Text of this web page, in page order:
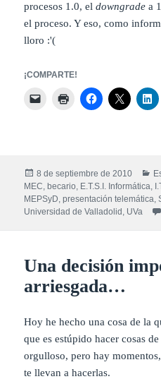
procesos 1.0, eldowngrade a
el proceso. Y eso, como
lloro :'(
¡COMPARTE!
Publicado
el
8 de septiembre de 2010
MEC, becario, E.T.S.I. Informática,
MEPSyD,presentación telemática,
Universidad de Valladolid , UVa
Una decisión
arriesgada…
Hoy he hecho una cosa de la
que es estúpido hacer cosas
orgulloso, pero hay
te llevan a hacerlas.